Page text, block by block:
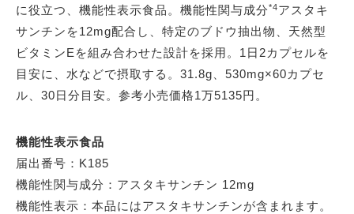
に役立つ、機能性表示食品。機能性関与成分*4アスタキ
サンチンを12mg配合し、特定のブドウ抽出物、天然型
ビタミンEを組み合わせた設計を採用。1日2カプセルを
目安に、水などで摂取する。31.8g、530mg×60カプセ
ル、30日分目安。参考小売価格1万5135円。
機能性表示食品
届出番号：K185
機能性関与成分：アスタキサンチン 12mg
機能性表示：本品にはアスタキサンチンが含まれます。